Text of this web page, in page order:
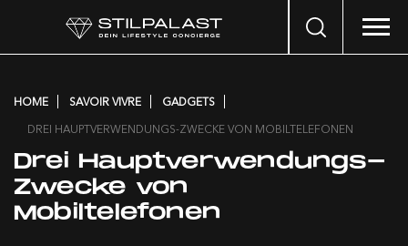
Search
HOME SAVOIR VIVRE
GADGETS
DREI HAUPTVERWENDUNGS-ZWECKE VON MOBILTELEFONEN
Drei Hauptverwendungs-
Zwecke von
Mobiltelefonen